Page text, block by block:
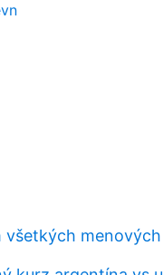
všetkých